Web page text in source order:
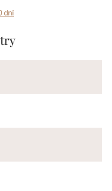
dní